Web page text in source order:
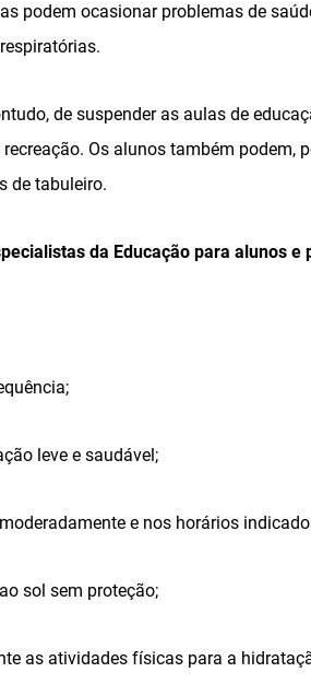
podem ocasionar problemas de
de suspender as aulas de
Os alunos também podem,
de tabuleiro.
da Educação para alunos e
leve e saudável;
e nos horários
sol sem proteção;
as atividades físicas para a